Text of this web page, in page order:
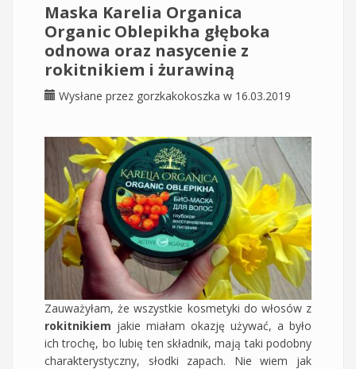
Maska Karelia Organica
Organic Oblepikha głęboka
odnowa oraz nasycenie z
rokitnikiem i żurawiną
Wysłane przez gorzkakokoszka w 16.03.2019
Zauważyłam, że wszystkie kosmetyki do włosów z
rokitnikiem jakie miałam okazję używać, a było
ich trochę, bo lubię ten składnik, mają taki podobny
charakterystyczny, słodki zapach. Nie wiem jak